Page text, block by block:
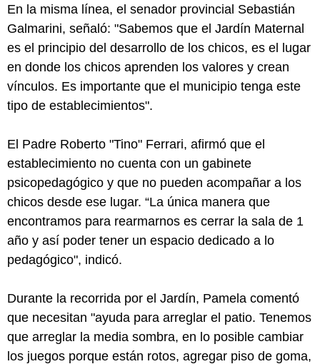
En la misma línea, el senador provincial Sebastián
Galmarini, señaló: "Sabemos que el Jardín Maternal
es el principio del desarrollo de los chicos, es el lugar
en donde los chicos aprenden los valores y crean
vínculos. Es importante que el municipio tenga este
tipo de establecimientos".
El Padre Roberto "Tino" Ferrari, afirmó que el
establecimiento no cuenta con un gabinete
psicopedagógico y que no pueden acompañar a los
chicos desde ese lugar. “La única manera que
encontramos para rearmarnos es cerrar la sala de 1
año y así poder tener un espacio dedicado a lo
pedagógico", indicó.
Durante la recorrida por el Jardín, Pamela comentó
que necesitan "ayuda para arreglar el patio. Tenemos
que arreglar la media sombra, en lo posible cambiar
los juegos porque están rotos, agregar piso de goma,